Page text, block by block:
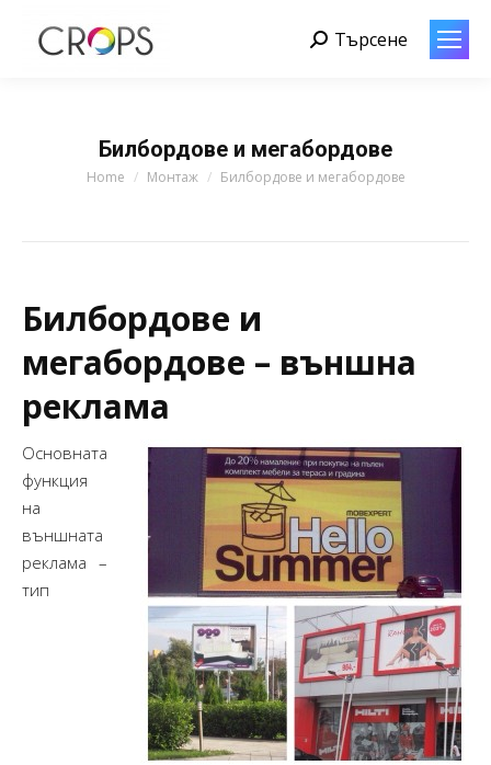
Search:
Търсене
Билбордове и мегабордове
You are here:
Home Монтаж Билбордове и мегабордове
Билбордове и
мегабордове – външна
реклама
Основната
функция
на
външната
реклама –
тип